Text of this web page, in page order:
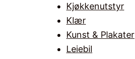
Kjøkkenutstyr
Klær
Kunst & Plakater
Leiebil